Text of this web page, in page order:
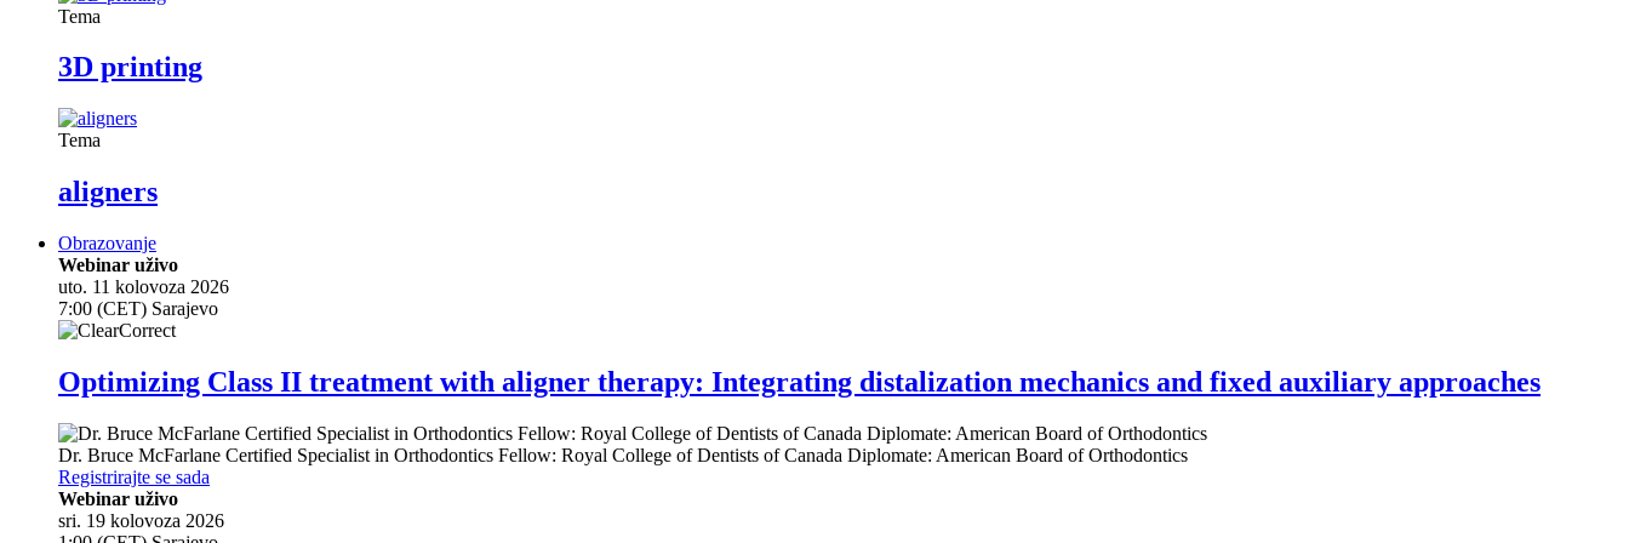
Tema
3D printing
Tema
aligners
Obrazovanje
Webinar uživo
uto. 11 kolovoza 2026
7:00 (CET) Sarajevo
Optimizing Class II treatment with aligner therapy: Integrating distalization mechanics and fixed auxiliary approaches
Dr. Bruce McFarlane Certified Specialist in Orthodontics Fellow: Royal College of Dentists of Canada Diplomate: American Board of Orthodontics
Registrirajte se sada
Webinar uživo
sri. 19 kolovoza 2026